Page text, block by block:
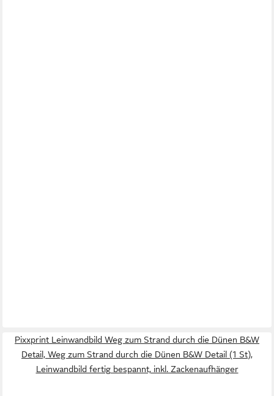
Pixxprint Leinwandbild Weg zum Strand durch die Dünen B&W
Detail, Weg zum Strand durch die Dünen B&W Detail (1 St),
Leinwandbild fertig bespannt, inkl. Zackenaufhänger